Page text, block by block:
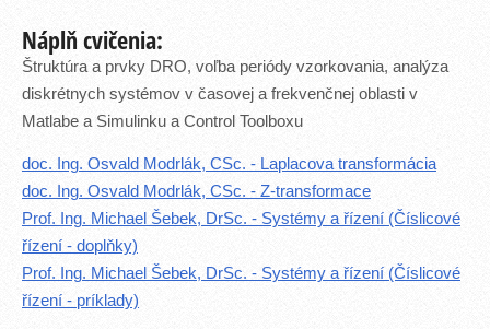
Náplň cvičenia:
Štruktúra a prvky DRO, voľba periódy vzorkovania, analýza
diskrétnych systémov v časovej a frekvenčnej oblasti v
Matlabe a Simulinku a Control Toolboxu
doc. Ing. Osvald Modrlák, CSc. - Laplacova transformácia
doc. Ing. Osvald Modrlák, CSc. - Z-transformace
Prof. Ing. Michael Šebek, DrSc. - Systémy a řízení (Číslicové
řízení - doplňky)
Prof. Ing. Michael Šebek, DrSc. - Systémy a řízení (Číslicové
řízení - príklady)